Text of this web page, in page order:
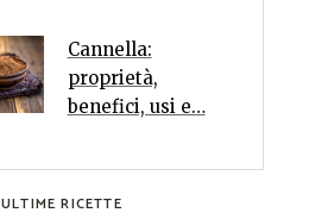
Cannella:
proprietà,
benefici, usi e…
ULTIME RICETTE